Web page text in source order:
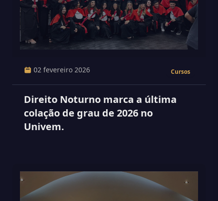
02 fevereiro 2026 Cursos
Direito Noturno marca a última
colação de grau de 2026 no
Univem.